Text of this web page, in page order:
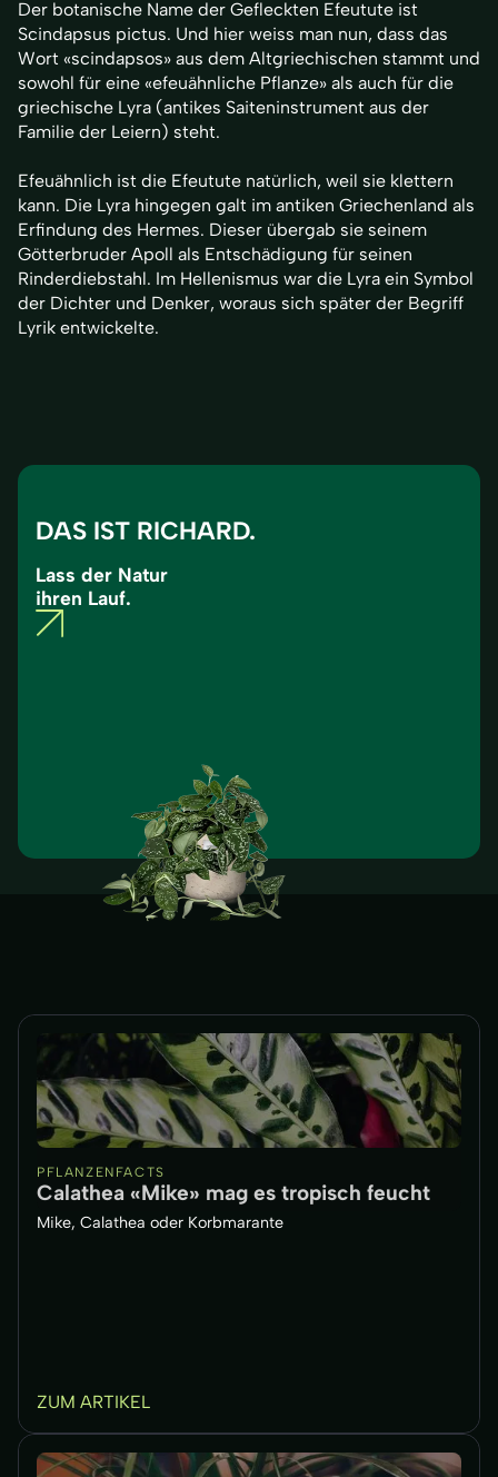
Der botanische Name der Gefleckten Efeutute ist
Scindapsus pictus. Und hier weiss man nun, dass das
Wort «scindapsos» aus dem Altgriechischen stammt und
sowohl für eine «efeuähnliche Pflanze» als auch für die
griechische Lyra (antikes Saiteninstrument aus der
Familie der Leiern) steht.
Efeuähnlich ist die Efeutute natürlich, weil sie klettern
kann. Die Lyra hingegen galt im antiken Griechenland als
Erfindung des Hermes. Dieser übergab sie seinem
Götterbruder Apoll als Entschädigung für seinen
Rinderdiebstahl. Im Hellenismus war die Lyra ein Symbol
der Dichter und Denker, woraus sich später der Begriff
Lyrik entwickelte.
DAS IST RICHARD.
Lass der Natur
ihren Lauf.
PFLANZENFACTS
Calathea «Mike» mag es tropisch feucht
Mike, Calathea oder Korbmarante
ZUM ARTIKEL